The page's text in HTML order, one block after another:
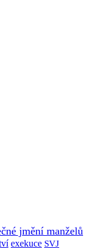
jmění manželů
exekuce SVJ